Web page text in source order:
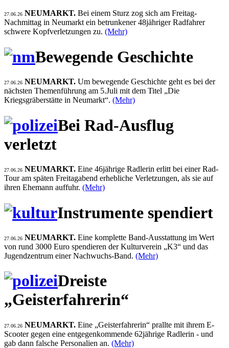
27.06.26 NEUMARKT. Bei einem Sturz zog sich am Freitag-
Nachmittag in Neumarkt ein betrunkener 48jähriger Radfahrer
schwere Kopfverletzungen zu. (Mehr)
Bewegende Geschichte
27.06.26 NEUMARKT. Um bewegende Geschichte geht es bei der
nächsten Themenführung am 5.Juli mit dem Titel „Die
Kriegsgräberstätte in Neumarkt“. (Mehr)
Bei Rad-Ausflug
verletzt
27.06.26 NEUMARKT. Eine 46jährige Radlerin erlitt bei einer Rad-
Tour am späten Freitagabend erhebliche Verletzungen, als sie auf
ihren Ehemann auffuhr. (Mehr)
Instrumente spendiert
27.06.26 NEUMARKT. Eine komplette Band-Ausstattung im Wert
von rund 3000 Euro spendieren der Kulturverein „K3“ und das
Jugendzentrum einer Nachwuchs-Band. (Mehr)
Dreiste
„Geisterfahrerin“
27.06.26 NEUMARKT. Eine „Geisterfahrerin“ prallte mit ihrem E-
Scooter gegen eine entgegenkommende 62jährige Radlerin - und
gab dann falsche Personalien an. (Mehr)